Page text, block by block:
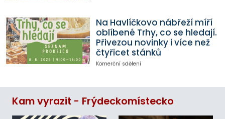
Na Havlíčkovo nábřeží míří
oblíbené Trhy, co se hledají.
Přivezou novinky i více než
čtyřicet stánků
Komerční sdělení
Kam vyrazit - Frýdeckomístecko